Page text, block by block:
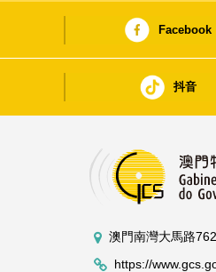
Facebook
抖音
澳門南灣大馬路
https://